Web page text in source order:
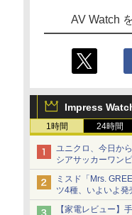
AV Watch
Impress
1時間 24時間
ユニクロ、今日か
シアサッカーワン
ショーツは1990円
ミスド「Mrs.
ツ4種、いよいよ発
【家電レビュー】